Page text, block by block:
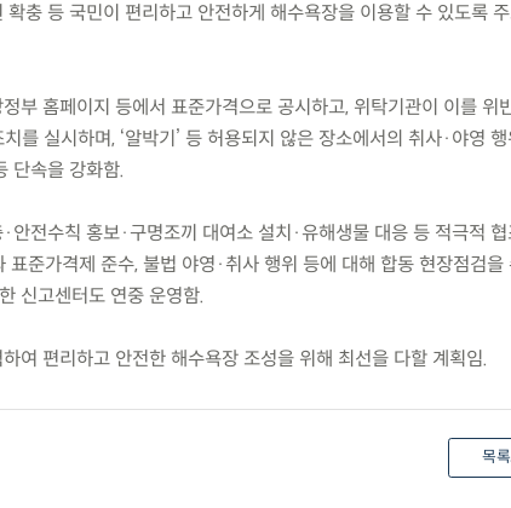
충 등 국민이 편리하고 안전하게 해수욕장을 이용할 수 있도록
부 홈페이지 등에서 표준가격으로 공시하고, 위탁기관이 이를 위
를 실시하며, ‘알박기’ 등 허용되지 않은 장소에서의 취사·야영
단속을 강화함.
안전수칙 홍보·구명조끼 대여소 설치·유해생물 대응 등 적극적
표준가격제 준수, 불법 야영·취사 행위 등에 대해 합동 현장점검을
신고센터도 연중 운영함.
여 편리하고 안전한 해수욕장 조성을 위해 최선을 다할 계획임.
목